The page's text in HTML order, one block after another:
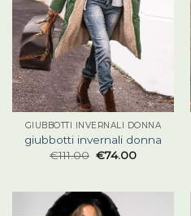
GIUBBOTTI INVERNALI DONNA
giubbotti invernali donna
€111.00 €74.00